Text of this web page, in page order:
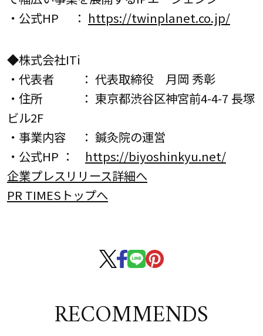
・公式HP ： https://twinplanet.co.jp/
◆株式会社ITi
・代表者 ： 代表取締役 月岡 秀彰
・住所 ： 東京都渋谷区神宮前4-4-7 長塚
ビル2F
・事業内容 ： 鍼灸院の運営
・公式HP ： https://biyoshinkyu.net/
企業プレスリリース詳細へ
PR TIMESトップへ
RECOMMENDS